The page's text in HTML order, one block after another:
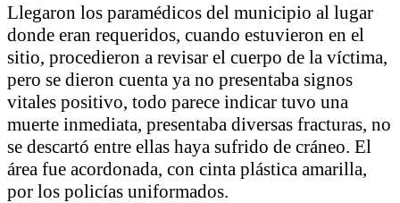
Llegaron los paramédicos del municipio al lugar
donde eran requeridos, cuando estuvieron en el
sitio, procedieron a revisar el cuerpo de la víctima,
pero se dieron cuenta ya no presentaba signos
vitales positivo, todo parece indicar tuvo una
muerte inmediata, presentaba diversas fracturas, no
se descartó entre ellas haya sufrido de cráneo. El
área fue acordonada, con cinta plástica amarilla,
por los policías uniformados.